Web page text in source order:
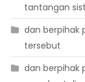
tantangan
dan berpihak
tersebut
dan berpihak